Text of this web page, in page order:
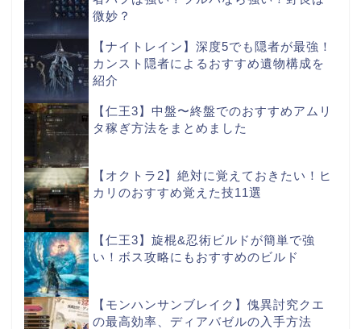
微妙？
【ナイトレイン】深度5でも隠者が最強！
カンスト隠者によるおすすめ遺物構成を
紹介
【仁王3】中盤〜終盤でのおすすめアムリ
タ稼ぎ方法をまとめました
【オクトラ2】絶対に覚えておきたい！ヒ
カリのおすすめ覚えた技11選
【仁王3】旋棍&忍術ビルドが簡単で強
い！ボス攻略にもおすすめのビルド
【モンハンサンブレイク】傀異討究クエ
の最高効率、ディアバゼルの入手方法